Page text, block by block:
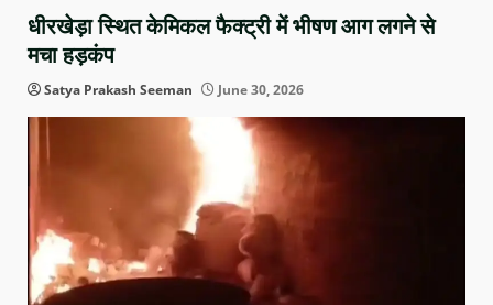
धीरखेड़ा स्थित केमिकल फैक्ट्री में भीषण आग लगने से
मचा हड़कंप
Satya Prakash Seeman June 30, 2026